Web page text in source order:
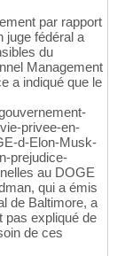
par rapport
juge fédéral a
du
Management
a indiqué que le
privee-en-
d-Elon-Musk-
prejudice-
au DOGE
qui a émis
de Baltimore, a
pas expliqué de
de ces